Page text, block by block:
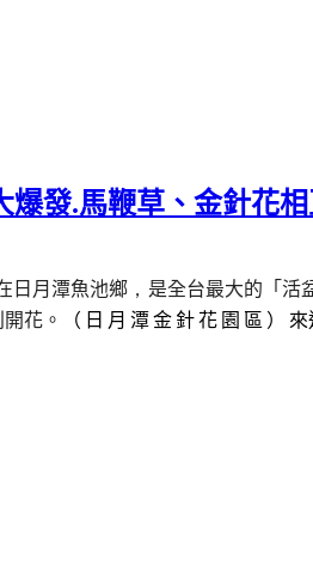
發.馬鞭草、金針花
日月潭魚池鄉 ， 是全台最大的「活
花。 （日月潭金針花園區） 來